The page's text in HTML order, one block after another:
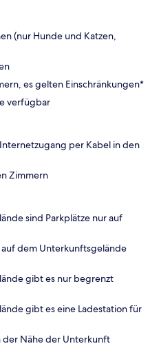
(nur Hunde und Katzen,
es gelten Einschränkungen*
verfügbar
per Kabel in den
Zimmern
sind Parkplätze nur auf
auf dem Unterkunftsgelände
gibt es nur begrenzt
gibt es eine Ladestation für
der Nähe der Unterkunft